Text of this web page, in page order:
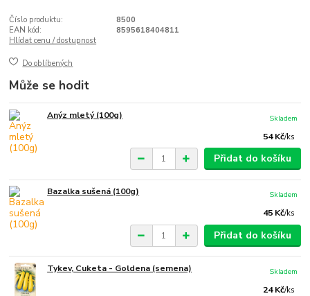
Číslo produktu:
8500
EAN kód:
8595618404811
Hlídat cenu / dostupnost
Do oblíbených
Může se hodit
Anýz mletý (100g)
54 Kč/ks
Skladem
Přidat do košíku
Bazalka sušená (100g)
45 Kč/ks
Skladem
Přidat do košíku
Tykev, Cuketa - Goldena (semena)
24 Kč/ks
Skladem